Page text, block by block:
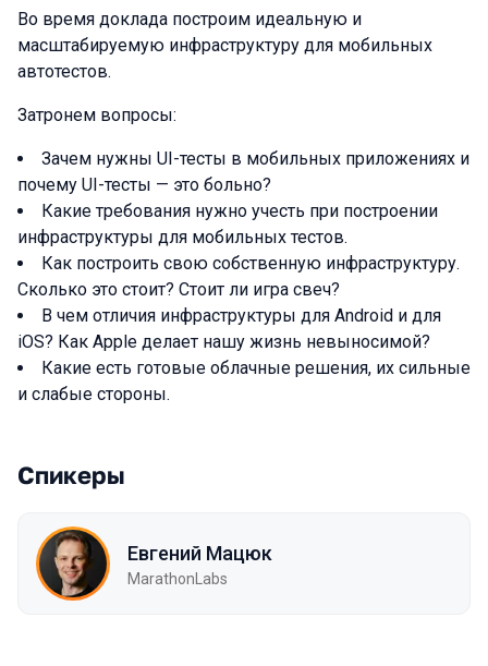
Во время доклада построим идеальную и
масштабируемую инфраструктуру для мобильных
автотестов.
Затронем вопросы:
Зачем нужны UI-тесты в мобильных приложениях и
почему UI-тесты — это больно?
Какие требования нужно учесть при построении
инфраструктуры для мобильных тестов.
Как построить свою собственную инфраструктуру.
Сколько это стоит? Стоит ли игра свеч?
В чем отличия инфраструктуры для Android и для
iOS? Как Apple делает нашу жизнь невыносимой?
Какие есть готовые облачные решения, их сильные
и слабые стороны.
Спикеры
Евгений Мацюк
MarathonLabs